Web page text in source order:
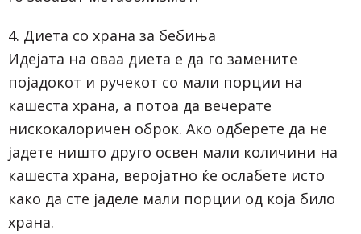
4. Диета со храна за бебиња
Идејата на оваа диета е да го замените
појадокот и ручекот со мали порции на
кашеста храна, а потоа да вечерате
нискокалоричен оброк. Ако одберете да не
јадете ништо друго освен мали количини на
кашеста храна, веројатно ќе ослабете исто
како да сте јаделе мали порции од која било
храна.